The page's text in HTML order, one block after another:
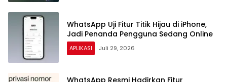
WhatsApp Uji Fitur Titik Hijau di iPhone,
Jadi Penanda Pengguna Sedang Online
APLIKASI Juli 29, 2026